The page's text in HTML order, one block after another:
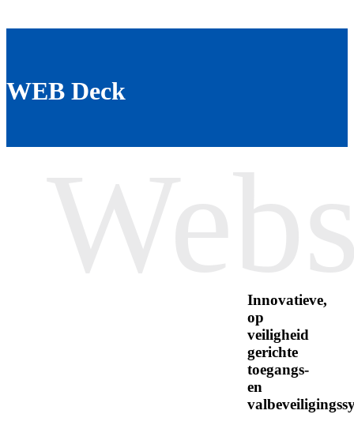
WEB Deck
Innovatieve,
op
veiligheid
gerichte
toegangs-
en